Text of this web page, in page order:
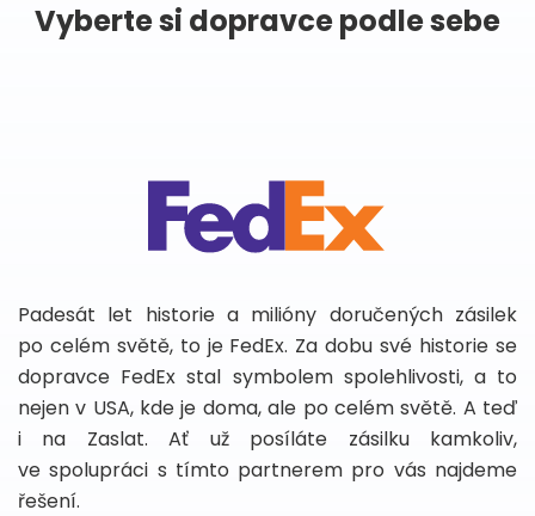
Vyberte si dopravce podle sebe
Padesát let historie a milióny doručených zásilek
po celém světě, to je FedEx. Za dobu své historie se
dopravce FedEx stal symbolem spolehlivosti, a to
nejen v USA, kde je doma, ale po celém světě. A teď
i na Zaslat. Ať už posíláte zásilku kamkoliv,
ve spolupráci s tímto partnerem pro vás najdeme
řešení.